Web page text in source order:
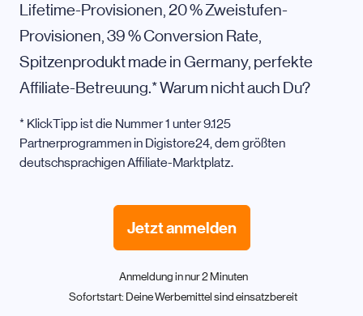
Lifetime-Provisionen, 20 % Zweistufen-
Provisionen, 39 % Conversion Rate,
Spitzenprodukt made in Germany, perfekte
Affiliate-Betreuung.* Warum nicht auch Du?
* KlickTipp ist die Nummer 1 unter 9.125
Partnerprogrammen in Digistore24, dem größten
deutschsprachigen Affiliate-Marktplatz.
Jetzt anmelden
Anmeldung in nur 2 Minuten
Sofortstart: Deine Werbemittel sind einsatzbereit